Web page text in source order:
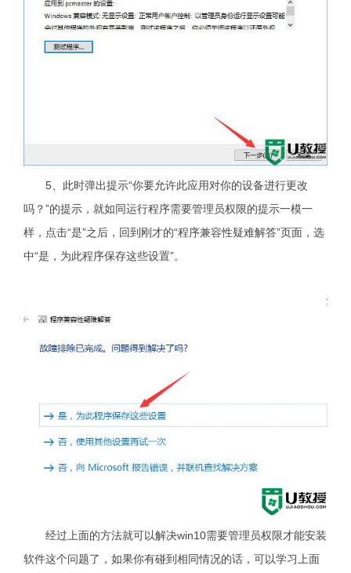
5、此时弹出提示“你要允许此应用对你的设备进行更改
吗？”的提示，就如同运行程序需要管理员权限的提示一模一
样，点击“是”之后，回到刚才的“程序兼容性疑难解答”页面，选
中“是，为此程序保存这些设置”。
经过上面的方法就可以解决win10需要管理员权限才能安装
软件这个问题了，如果你有碰到相同情况的话，可以学习上面